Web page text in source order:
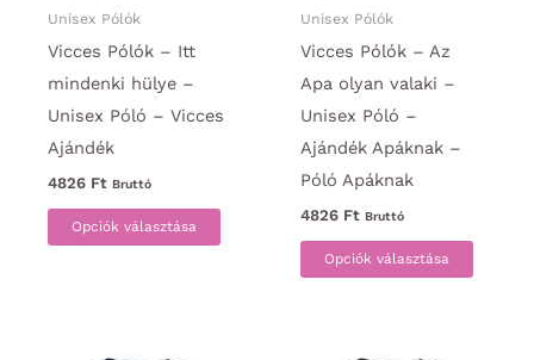
Unisex Pólók
Vicces Pólók – Itt
mindenki hülye –
Unisex Póló – Vicces
Ajándék
4826 Ft Bruttó
Opciók választása
Ennek
a
terméknek
Unisex Pólók
Vicces Pólók – Az
Apa olyan valaki –
Unisex Póló –
Ajándék Apáknak –
Póló Apáknak
4826 Ft Bruttó
Opciók választása
Ennek
a